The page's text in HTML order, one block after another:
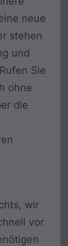
neue
stehen
und
Sie
ohne
die
wir
vor